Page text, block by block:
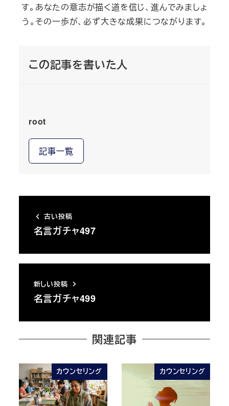
す。あなたの意志が描く道を信じ、進んでみましょ
う。その一歩が、必ず大きな成果につながります。
この記事を書いた人
root
記事一覧
古い投稿
名言ガチャ497
新しい投稿
名言ガチャ499
関連記事
カウンセリング カウンセリング